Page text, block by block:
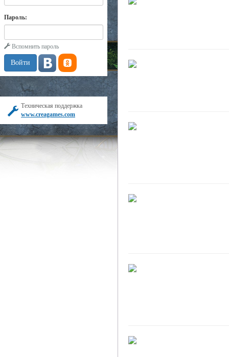
Пароль:
Вспомнить пароль
Техническая поддержка
www.creagames.com